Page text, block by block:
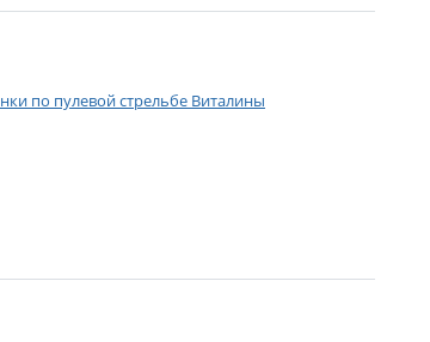
по пулевой стрельбе Виталины